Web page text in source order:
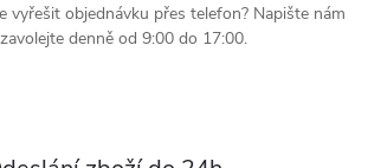
vyřešit objednávku přes telefon? Napište nám
denně od 9:00 do 17:00.